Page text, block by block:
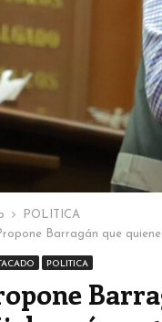
POLITICA
Barragán que
POLITICA